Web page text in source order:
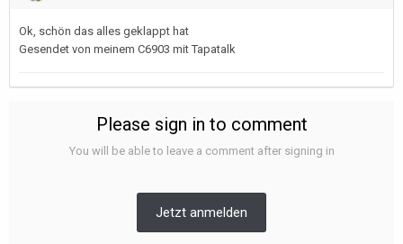
Ok, schön das alles geklappt hat
Gesendet von meinem C6903 mit Tapatalk
Please sign in to comment
You will be able to leave a comment after signing in
Jetzt anmelden